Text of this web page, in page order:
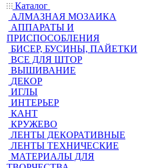
Каталог
АЛМАЗНАЯ МОЗАИКА
АППАРАТЫ И
ПРИСПОСОБЛЕНИЯ
БИСЕР, БУСИНЫ, ПАЙЕТКИ
ВСЕ ДЛЯ ШТОР
ВЫШИВАНИЕ
ДЕКОР
ИГЛЫ
ИНТЕРЬЕР
КАНТ
КРУЖЕВО
ЛЕНТЫ ДЕКОРАТИВНЫЕ
ЛЕНТЫ ТЕХНИЧЕСКИЕ
МАТЕРИАЛЫ ДЛЯ